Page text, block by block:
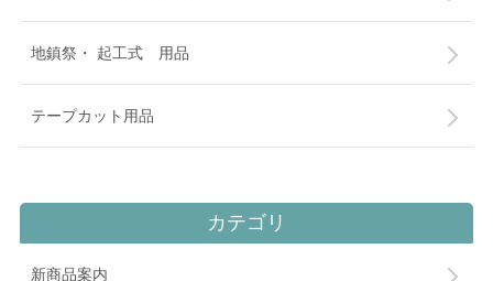
地鎮祭・ 起工式 用品
テープカット用品
カテゴリ
新商品案内